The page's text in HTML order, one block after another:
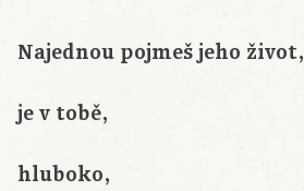
Najednou pojmeš jeho život,
je v tobě,
hluboko,